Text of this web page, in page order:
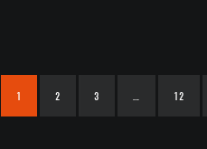
1 2 3 12